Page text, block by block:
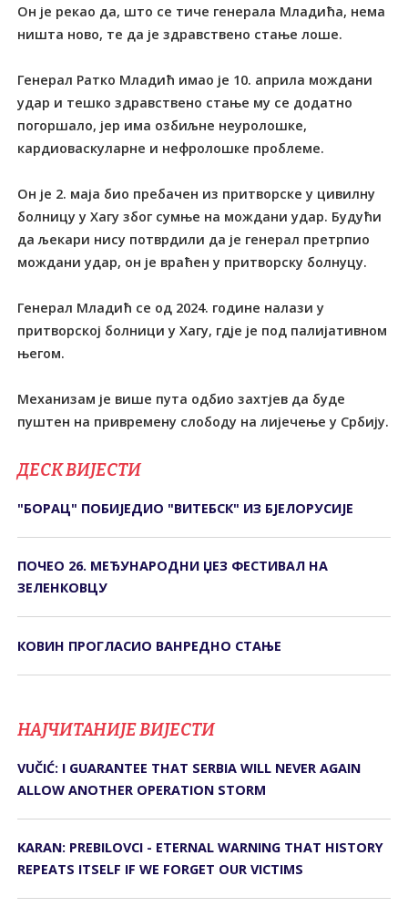
Он је рекао да, што се тиче генерала Младића, нема
ништа ново, те да је здравствено стање лоше.
Генерал Ратко Младић имао је 10. априла мождани
удар и тешко здравствено стање му се додатно
погоршало, јер има озбиљне неуролошке,
кардиоваскуларне и нефролошке проблеме.
Он је 2. маја био пребачен из притворске у цивилну
болницу у Хагу због сумње на мождани удар. Будући
да љекари нису потврдили да је генерал претрпио
мождани удар, он је враћен у притворску болнуцу.
Генерал Младић се од 2024. године налази у
притворској болници у Хагу, гдје је под палијативном
његом.
Механизам је више пута одбио захтјев да буде
пуштен на привремену слободу на лијечење у Србију.
ДЕСК ВИЈЕСТИ
"БОРАЦ" ПОБИЈЕДИО "ВИТЕБСК" ИЗ БЈЕЛОРУСИЈЕ
ПОЧЕО 26. МЕЂУНАРОДНИ ЏЕЗ ФЕСТИВАЛ НА
ЗЕЛЕНКОВЦУ
КОВИН ПРОГЛАСИО ВАНРЕДНО СТАЊЕ
НАЈЧИТАНИЈЕ ВИЈЕСТИ
VUČIĆ: I GUARANTEE THAT SERBIA WILL NEVER AGAIN
ALLOW ANOTHER OPERATION STORM
KARAN: PREBILOVCI - ETERNAL WARNING THAT HISTORY
REPEATS ITSELF IF WE FORGET OUR VICTIMS